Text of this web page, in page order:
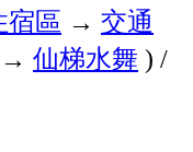
宿區 → 交通
→ 仙梯水舞 ) /